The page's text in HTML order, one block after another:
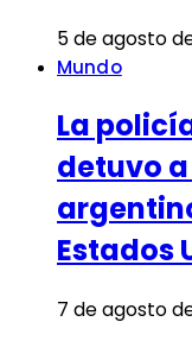
5 de agosto
Mundo
La
detuvo
Estados
7 de agosto